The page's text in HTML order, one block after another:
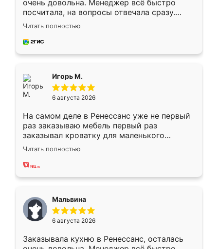
очень довольна. Менеджер всё быстро
посчитала, на вопросы отвечала сразу.
Замерщик приехал в субботу, подошёл к
делу со всей ответственностью. Собрали
за день, ребята работали аккуратно, даже
Читать полностью
Игорь М.
6 августа 2026
На самом деле в Ренессанс уже не первый
раз заказываю мебель первый раз
заказывал кроватку для маленького
ребёнка при его рождении ,во второй раз
заказал шкаф-купе. По качеству очень
хорошее сборка достаточно быстрая,
меньше, здесь же он более разнообразный.
Мне нравится ,если что-то потребуется из
мебели буду заказывать только здесь.
Читать полностью
Мальвина
6 августа 2026
Заказывала кухню в Ренессанс, осталась